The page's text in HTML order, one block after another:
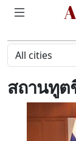
All cities
สถานทูต